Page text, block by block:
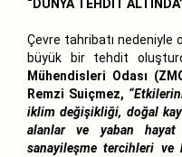
“DÜNYA TEHDİT
Çevre tahribatı nedeniyle
büyük bir tehdit
Mühendisleri Odası
Remzi Suiçmez,
iklim değişikliği, doğal
alanlar ve yaban hayat
sanayileşme tercihleri ve